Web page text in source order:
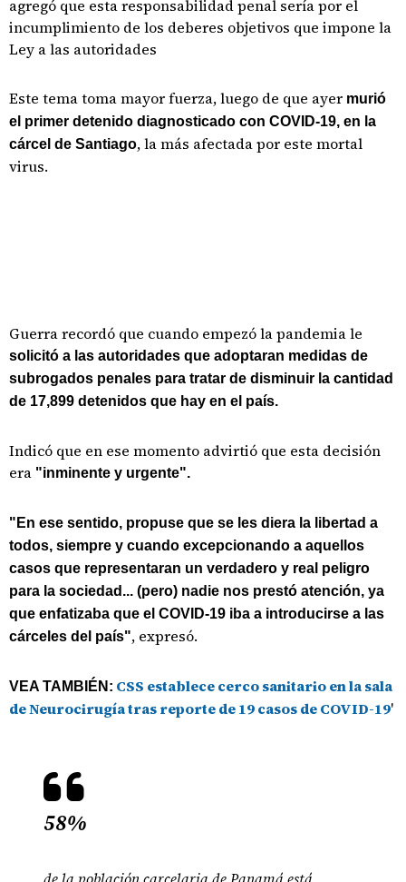
agregó que esta responsabilidad penal sería por el
incumplimiento de los deberes objetivos que impone la
Ley a las autoridades
Este tema toma mayor fuerza, luego de que ayer murió
el primer detenido diagnosticado con COVID-19, en la
cárcel de Santiago, la más afectada por este mortal
virus.
Guerra recordó que cuando empezó la pandemia le
solicitó a las autoridades que adoptaran medidas de
subrogados penales para tratar de disminuir la cantidad
de 17,899 detenidos que hay en el país.
Indicó que en ese momento advirtió que esta decisión
era "inminente y urgente".
"En ese sentido, propuse que se les diera la libertad a
todos, siempre y cuando excepcionando a aquellos
casos que representaran un verdadero y real peligro
para la sociedad... (pero) nadie nos prestó atención, ya
que enfatizaba que el COVID-19 iba a introducirse a las
cárceles del país", expresó.
VEA TAMBIÉN: CSS establece cerco sanitario en la sala
de Neurocirugía tras reporte de 19 casos de COVID-19'
58%